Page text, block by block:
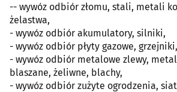
-- wywóz odbiór złomu, stali, metali
żelastwa,
- wywóz odbiór akumulatory, silniki,
- wywóz odbiór płyty gazowe,
- wywóz odbiór metalowe zlewy,
blaszane, żeliwne, blachy,
- wywóz odbiór zużyte ogrodzenia,